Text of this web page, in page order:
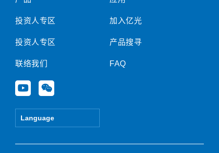
投资人专区
投资人专区
联络我们
Y
o
u
e
W
e
i
Language
加入亿光
产品搜寻
FAQ